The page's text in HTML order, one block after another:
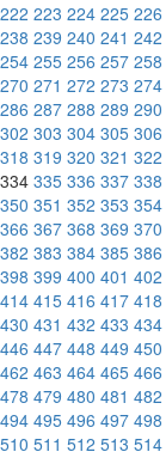
222 223 224 225 226
238 239 240 241 242
254 255 256 257 258
270 271 272 273 274
286 287 288 289 290
302 303 304 305 306
318 319 320 321 322
334 335 336 337 338
350 351 352 353 354
366 367 368 369 370
382 383 384 385 386
398 399 400 401 402
414 415 416 417 418
430 431 432 433 434
446 447 448 449 450
462 463 464 465 466
478 479 480 481 482
494 495 496 497 498
510 511 512 513 514